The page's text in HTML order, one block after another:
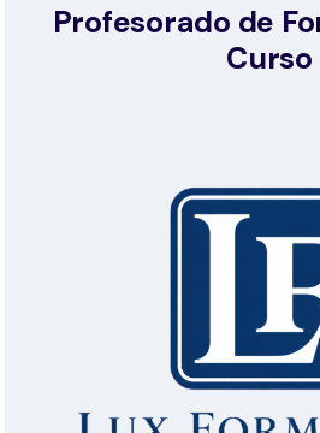
Profesorado de
Curso